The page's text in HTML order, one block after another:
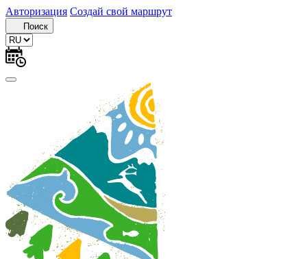
Авторизация Создай свой маршрут
Поиск